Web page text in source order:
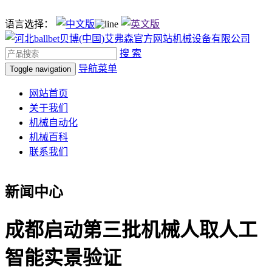
语言选择：
搜 索
Toggle navigation 导航菜单
网站首页
关于我们
机械自动化
机械百科
联系我们
新闻中心
成都启动第三批机械人取人工
智能实景验证